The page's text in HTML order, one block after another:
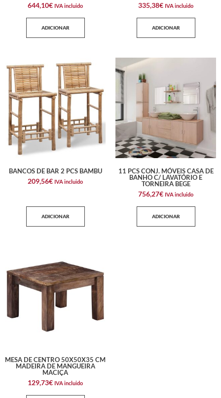
644,10€ IVA incluido
ADICIONAR
335,38€ IVA incluido
ADICIONAR
BANCOS DE BAR 2 PCS BAMBU
209,56€ IVA incluido
ADICIONAR
11 PCS CONJ. MÓVEIS CASA DE
BANHO C/ LAVATÓRIO E
TORNEIRA BEGE
756,27€ IVA incluido
ADICIONAR
MESA DE CENTRO 50X50X35 CM
MADEIRA DE MANGUEIRA
MACIÇA
129,73€ IVA incluido